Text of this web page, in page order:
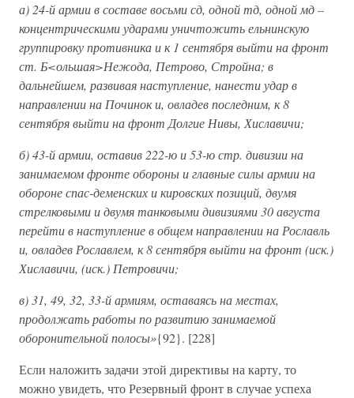
а) 24-й армии в составе восьми сд, одной тд, одной мд –
концентрическими ударами уничтожить ельнинскую
группировку противника и к 1 сентября выйти на фронт
ст. Б<ольшая>Нежода, Петрово, Стройна; в
дальнейшем, развивая наступление, нанести удар в
направлении на Починок и, овладев последним, к 8
сентября выйти на фронт Долгие Нивы, Хиславичи;
б) 43-й армии, оставив 222-ю и 53-ю стр. дивизии на
занимаемом фронте обороны и главные силы армии на
обороне спас-деменских и кировских позиций, двумя
стрелковыми и двумя танковыми дивизиями 30 августа
перейти в наступление в общем направлении на Рославль
и, овладев Рославлем, к 8 сентября выйти на фронт (иск.)
Хиславичи, (иск.) Петровичи;
в) 31, 49, 32, 33-й армиям, оставаясь на местах,
продолжать работы по развитию занимаемой
оборонительной полосы»{92}. [228]
Если наложить задачи этой директивы на карту, то
можно увидеть, что Резервный фронт в случае успеха